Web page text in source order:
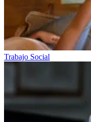
Trabajo Social